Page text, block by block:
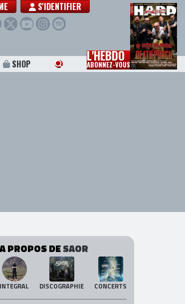
S'IDENTIFIER
SHOP L'HEBDO
ABONNEZ-VOUS
A PROPOS DESAOR
INTEGRAL DISCOGRAPHIE CONCERTS